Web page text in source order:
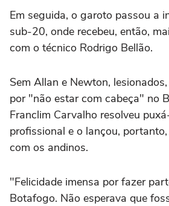
Em seguida, o garoto passou a
sub-20, onde recebeu, então,
com o técnico Rodrigo Bellão.
Sem Allan e Newton,
por "não estar com cabeça" no
Franclim Carvalho resolveu
profissional e o lançou,
com os andinos.
"Felicidade imensa por fazer
Botafogo. Não esperava que